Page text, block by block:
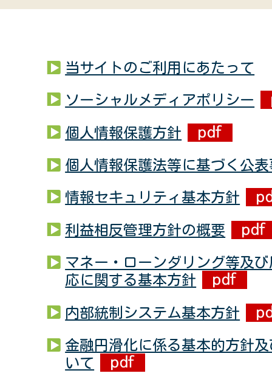
当サイトのご利用にあたって
ソーシャルメディアポリシー
個人情報保護方針
個人情報保護法等に基づく公
情報セキュリティ基本方針
利益相反管理方針の概要
マネー・ローンダリング等及
応に関する基本方針
内部統制システム基本方針
金融円滑化に係る基本的方針
いて